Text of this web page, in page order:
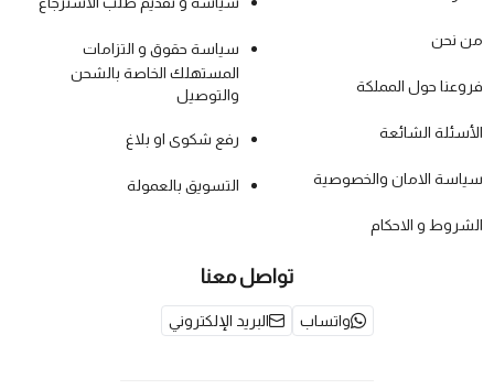
من نحن
فروعنا حول المملكة
الأسئلة الشائعة
سياسة الامان والخصوصية
الشروط و الاحكام
سياسة حقوق و التزامات
المستهلك الخاصة بالشحن
والتوصيل
رفع شكوى او بلاغ
التسويق بالعمولة
تواصل معنا
واتساب البريد الإلكتروني